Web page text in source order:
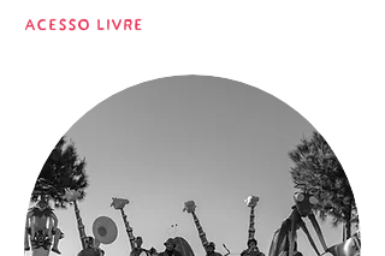
ACESSO LIVRE